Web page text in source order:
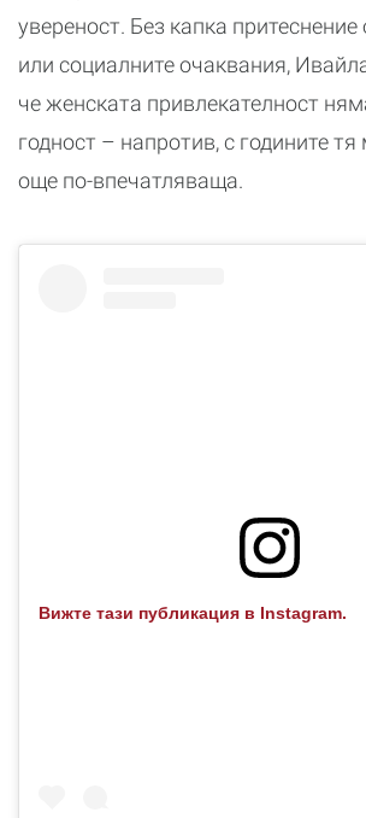
увереност. Без капка притеснение
или социалните очаквания,
че женската привлекателност
годност – напротив, с годините
още по-впечатляваща.
Вижте тази публикация в Instagram.